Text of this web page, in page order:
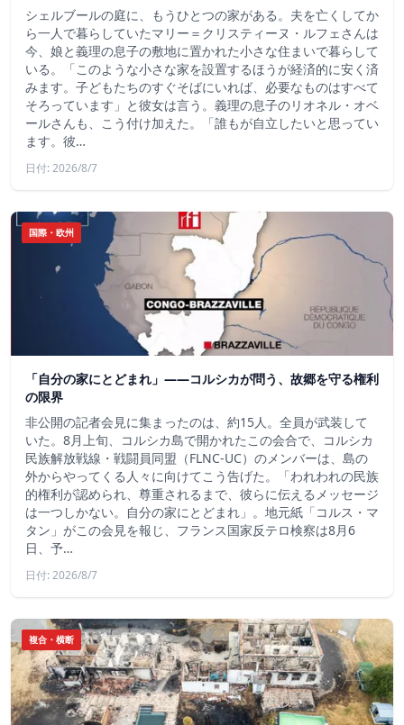
シェルブールの庭に、もうひとつの家がある。夫を亡くしてか
ら一人で暮らしていたマリー＝クリスティーヌ・ルフェさんは
今、娘と義理の息子の敷地に置かれた小さな住まいで暮らして
いる。「このような小さな家を設置するほうが経済的に安く済
みます。子どもたちのすぐそばにいれば、必要なものはすべて
そろっています」と彼女は言う。義理の息子のリオネル・オベ
ールさんも、こう付け加えた。「誰もが自立したいと思ってい
ます。彼…
日付: 2026/8/7
国際・欧州
「自分の家にとどまれ」——コルシカが問う、故郷を守る権利
の限界
非公開の記者会見に集まったのは、約15人。全員が武装して
いた。8月上旬、コルシカ島で開かれたこの会合で、コルシカ
民族解放戦線・戦闘員同盟（FLNC-UC）のメンバーは、島の
外からやってくる人々に向けてこう告げた。「われわれの民族
的権利が認められ、尊重されるまで、彼らに伝えるメッセージ
は一つしかない。自分の家にとどまれ」。地元紙「コルス・マ
タン」がこの会見を報じ、フランス国家反テロ検察は8月6
日、予…
日付: 2026/8/7
複合・横断